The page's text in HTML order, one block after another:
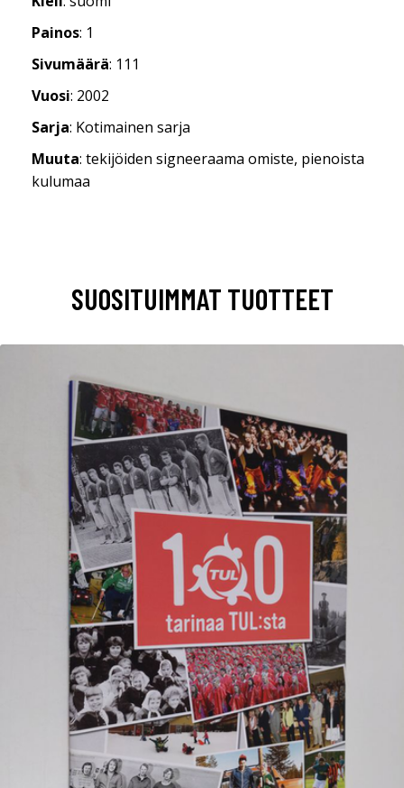
Painos: 1
Sivumäärä: 111
Vuosi: 2002
Sarja: Kotimainen sarja
Muuta: tekijöiden signeeraama omiste, pienoista
kulumaa
SUOSITUIMMAT TUOTTEET